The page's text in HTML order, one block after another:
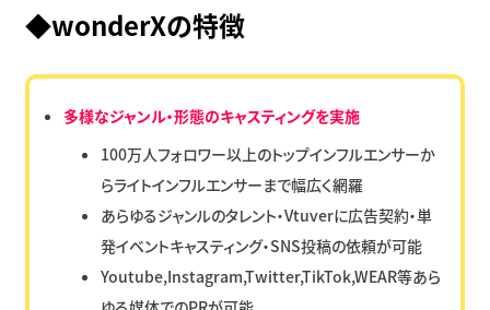
◆wonderXの特徴
多様なジャンル・形態のキャスティングを実施
100万人フォロワー以上のトップインフルエンサーか
らライトインフルエンサーまで幅広く網羅
あらゆるジャンルのタレント・Vtuverに広告契約・単
発イベントキャスティング・SNS投稿の依頼が可能
Youtube,Instagram,Twitter,TikTok,WEAR等あら